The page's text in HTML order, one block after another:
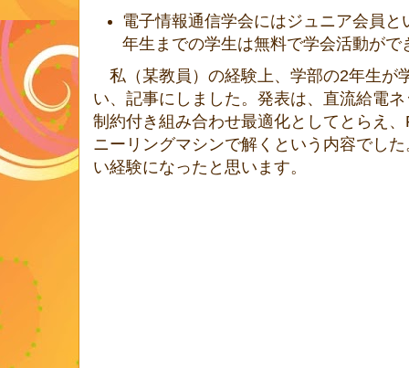
電子情報通信学会にはジュニア会員
年生までの学生は無料で学会活動がで
私（某教員）の経験上、学部の2年生が
い、記事にしました。発表は、直流給電
制約付き組み合わせ最適化としてとらえ
ニーリングマシンで解くという内容でし
い経験になったと思います。